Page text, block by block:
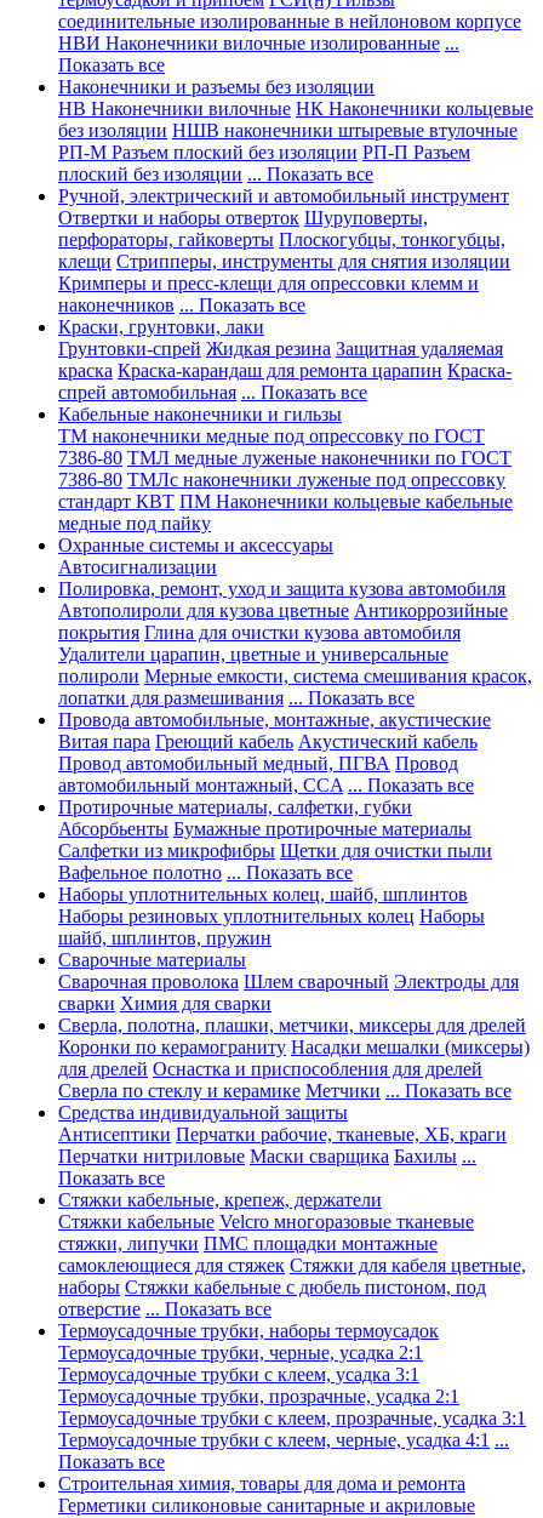
соединительные изолированные в нейлоновом корпусе
НВИ Наконечники вилочные изолированные ...
Показать все
Наконечники и разъемы без изоляции
НВ Наконечники вилочные НК Наконечники кольцевые
без изоляции НШВ наконечники штыревые втулочные
РП-М Разъем плоский без изоляции РП-П Разъем
плоский без изоляции ... Показать все
Ручной, электрический и автомобильный инструмент
Отвертки и наборы отверток Шуруповерты,
перфораторы, гайковерты Плоскогубцы, тонкогубцы,
клещи Стрипперы, инструменты для снятия изоляции
Кримперы и пресс-клещи для опрессовки клемм и
наконечников ... Показать все
Краски, грунтовки, лаки
Грунтовки-спрей Жидкая резина Защитная удаляемая
краска Краска-карандаш для ремонта царапин Краска-
спрей автомобильная ... Показать все
Кабельные наконечники и гильзы
ТМ наконечники медные под опрессовку по ГОСТ
7386-80 ТМЛ медные луженые наконечники по ГОСТ
7386-80 ТМЛс наконечники луженые под опрессовку
стандарт КВТ ПМ Наконечники кольцевые кабельные
медные под пайку
Охранные системы и аксессуары
Автосигнализации
Полировка, ремонт, уход и защита кузова автомобиля
Автополироли для кузова цветные Антикоррозийные
покрытия Глина для очистки кузова автомобиля
Удалители царапин, цветные и универсальные
полироли Мерные емкости, система смешивания красок,
лопатки для размешивания ... Показать все
Провода автомобильные, монтажные, акустические
Витая пара Греющий кабель Акустический кабель
Провод автомобильный медный, ПГВА Провод
автомобильный монтажный, CCA ... Показать все
Протирочные материалы, салфетки, губки
Абсорбьенты Бумажные протирочные материалы
Салфетки из микрофибры Щетки для очистки пыли
Вафельное полотно ... Показать все
Наборы уплотнительных колец, шайб, шплинтов
Наборы резиновых уплотнительных колец Наборы
шайб, шплинтов, пружин
Сварочные материалы
Сварочная проволока Шлем сварочный Электроды для
сварки Химия для сварки
Сверла, полотна, плашки, метчики, миксеры для дрелей
Коронки по керамограниту Насадки мешалки (миксеры)
для дрелей Оснастка и приспособления для дрелей
Сверла по стеклу и керамике Метчики ... Показать все
Средства индивидуальной защиты
Антисептики Перчатки рабочие, тканевые, ХБ, краги
Перчатки нитриловые Маски сварщика Бахилы ...
Показать все
Стяжки кабельные, крепеж, держатели
Стяжки кабельные Velcro многоразовые тканевые
стяжки, липучки ПМС площадки монтажные
самоклеющиеся для стяжек Стяжки для кабеля цветные,
наборы Стяжки кабельные с дюбель пистоном, под
отверстие ... Показать все
Термоусадочные трубки, наборы термоусадок
Термоусадочные трубки, черные, усадка 2:1
Термоусадочные трубки с клеем, усадка 3:1
Термоусадочные трубки, прозрачные, усадка 2:1
Термоусадочные трубки с клеем, прозрачные, усадка 3:1
Термоусадочные трубки с клеем, черные, усадка 4:1 ...
Показать все
Строительная химия, товары для дома и ремонта
Герметики силиконовые санитарные и акриловые